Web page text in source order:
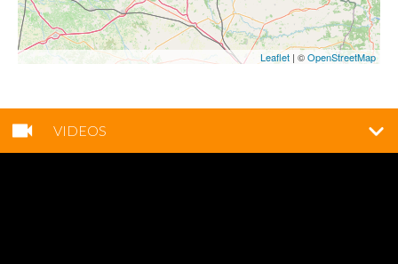
Leaflet | ©OpenStreetMap
VIDEOS